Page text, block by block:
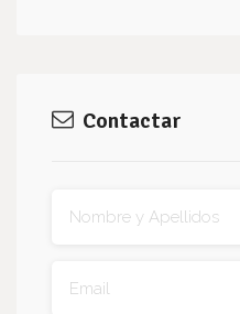
Contactar